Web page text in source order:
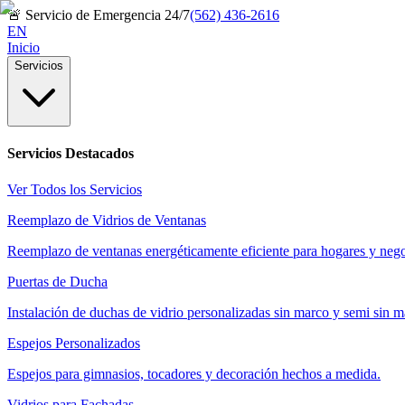
🚨 Servicio de Emergencia 24/7(562) 436-2616
EN
Inicio
Servicios
Servicios Destacados
Ver Todos los Servicios
Reemplazo de Vidrios de Ventanas
Reemplazo de ventanas energéticamente eficiente para hogares y
Puertas de Ducha
Instalación de duchas de vidrio personalizadas sin marco y semi sin
Espejos Personalizados
Espejos para gimnasios, tocadores y decoración hechos a medida.